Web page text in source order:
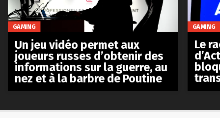
GAMING
Un jeu vidéo permet aux
joueurs russes d’obtenir des
informations sur la guerre, au
nez et à la barbre de Poutine
GAMING
Le